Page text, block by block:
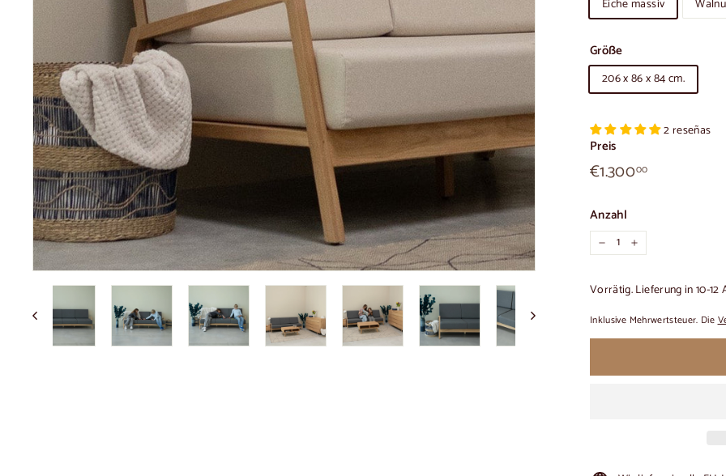
Eiche massiv
Größe
206 x 86 x 84 cm.
2 reseñas
Preis
Üblicher
Preis
€1.30000€1.300,00
Anzahl
− +
Vorrätig. Lieferung in 10-12
Inklusive Mehrwertsteuer. Die